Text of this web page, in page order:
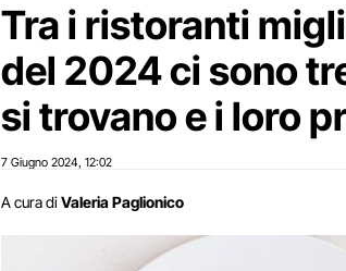
Tra i ristoranti
del 2024 ci sono
si trovano e i loro
7 Giugno 2024 12:02
A cura di Valeria Paglionico